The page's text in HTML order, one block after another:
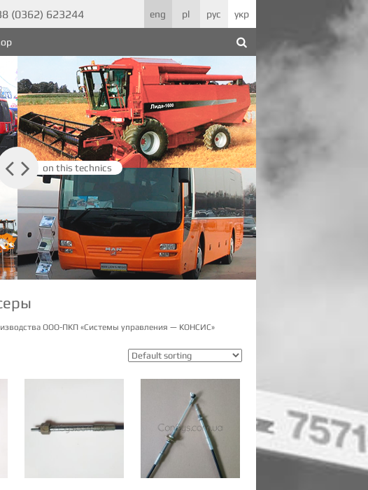
eng pl рус укр
(0362) 623244
on this technics
 
ООО-ПКП «Системы управления — КОНСИС»